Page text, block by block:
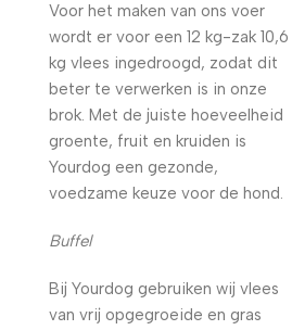
Voor het maken van ons voer
wordt er voor een 12 kg-zak 10,6
kg vlees ingedroogd, zodat dit
beter te verwerken is in onze
brok. Met de juiste hoeveelheid
groente, fruit en kruiden is
Yourdog een gezonde,
voedzame keuze voor de hond.
Buffel
Bij Yourdog gebruiken wij vlees
van vrij opgegroeide en gras